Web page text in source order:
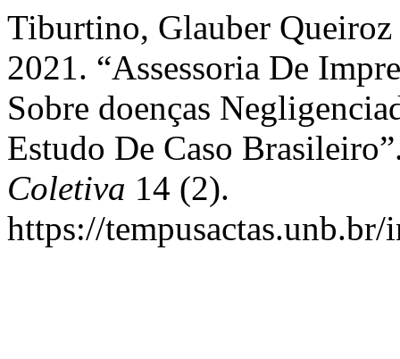
Tiburtino, Glauber Queiroz
2021. “Assessoria De
Sobre doenças
Estudo De Caso
Coletiva 14 (2).
https://